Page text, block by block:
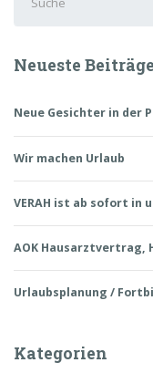
nach:
Neueste Beiträge
Neue Gesichter in der
Wir machen Urlaub
VERAH ist ab sofort in
AOK Hausarztvertrag,
Urlaubsplanung /
Kategorien